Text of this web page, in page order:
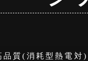
品質(消耗型熱電対)